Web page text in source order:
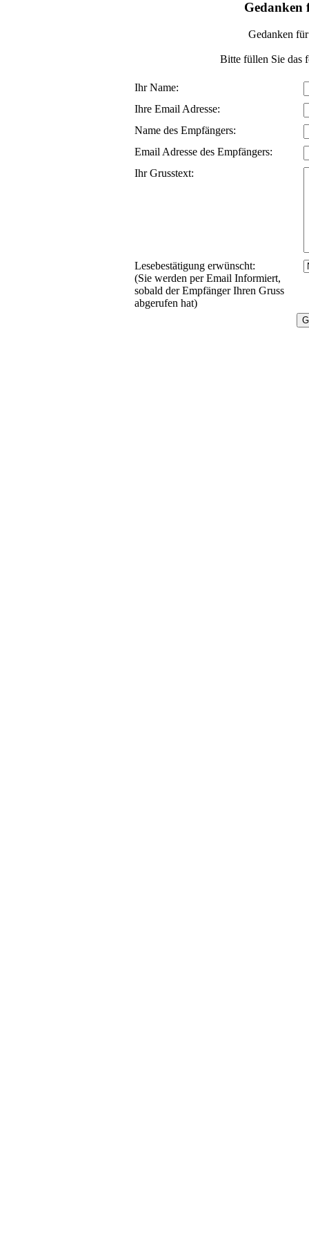
Gedanken
Gedanken
Bitte füllen Sie das
Ihr Name:
Ihre Email Adresse:
Name des Empfängers:
Email Adresse des Empfängers:
Ihr Grusstext:
Lesebestätigung erwünscht:
(Sie werden per Email Informiert,
sobald der Empfänger Ihren Gruss
abgerufen hat)